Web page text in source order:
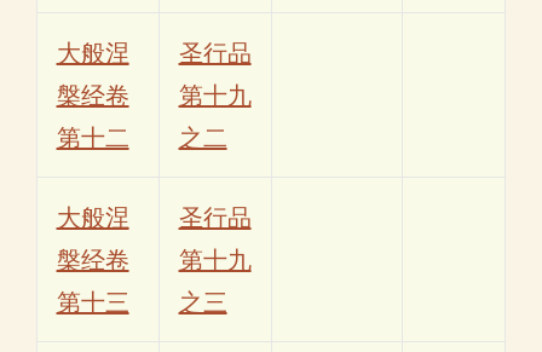
大般涅
槃经卷
第十二
圣行品
第十九
之二
大般涅
槃经卷
第十三
圣行品
第十九
之三